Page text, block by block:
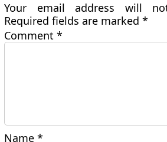
Your email address will
Required fields are marked*
Comment*
Name*